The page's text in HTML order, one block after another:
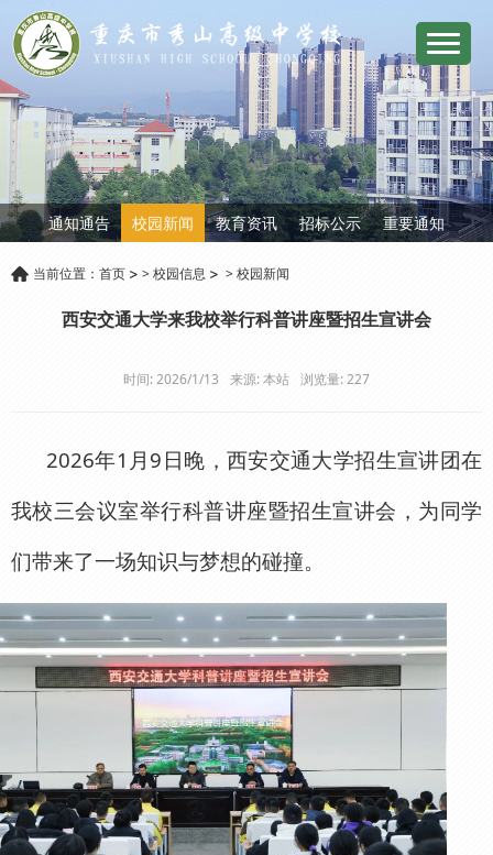
通知通告 校园新闻 教育资讯 招标公示 重要通知
当前位置： 首页 >校园信息 >校园新闻
西安交通大学来我校举行科普讲座暨招生宣讲会
时间: 2026/1/13 来源: 本站 浏览量:227
2026年1月9日晚，西安交通大学招生宣讲团在
我校三会议室举行科普讲座暨招生宣讲会，为同学
们带来了一场知识与梦想的碰撞。